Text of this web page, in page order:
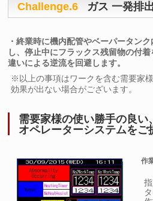
Challenge.6 ガス 一発排出
・終業時に機内配管やベーパータン
し、停止中にフラックス残留物の付
違いによる逆流を回避します。
※以上の事項はワークを含む需要家
効果が出ない場合がございます。
需要家様の使い勝手の良い
オペレーターシステムをご
作